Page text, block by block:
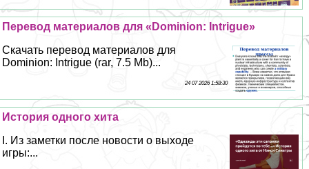
Перевод материалов для «Dominion: Intrigue»
Скачать перевод материалов для
Dominion: Intrigue (rar, 7.5 Mb)...
24 07 2026 1:58:30
История одного хита
I. Из заметки после новости о выходе
игры:...